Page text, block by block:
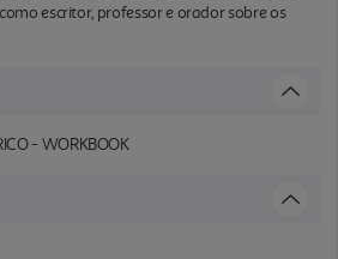
escritor, professor e orador sobre os
- WORKBOOK